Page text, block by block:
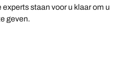
staan voor u klaar om u
geven.